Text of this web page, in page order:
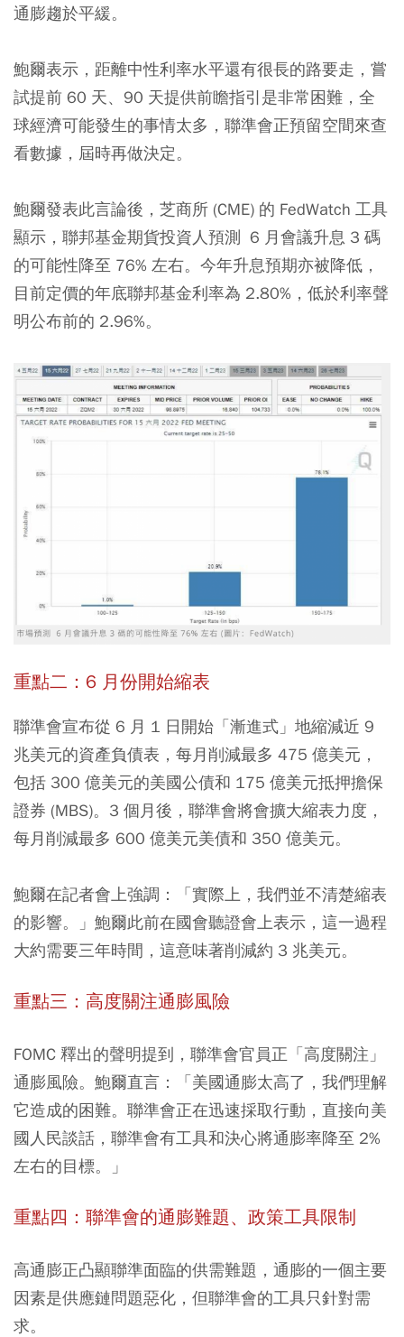
通膨趨於平緩。
鮑爾表示，距離中性利率水平還有很長的路要走，嘗
試提前 60 天、90 天提供前瞻指引是非常困難，全
球經濟可能發生的事情太多，聯準會正預留空間來查
看數據，屆時再做決定。
鮑爾發表此言論後，芝商所 (CME) 的 FedWatch 工具
顯示，聯邦基金期貨投資人預測 6 月會議升息 3 碼
的可能性降至 76% 左右。今年升息預期亦被降低，
目前定價的年底聯邦基金利率為 2.80%，低於利率聲
明公布前的 2.96%。
重點二：6 月份開始縮表
聯準會宣布從 6 月 1 日開始「漸進式」地縮減近 9
兆美元的資產負債表，每月削減最多 475 億美元，
包括 300 億美元的美國公債和 175 億美元抵押擔保
證券 (MBS)。3 個月後，聯準會將會擴大縮表力度，
每月削減最多 600 億美元美債和 350 億美元。
鮑爾在記者會上強調：「實際上，我們並不清楚縮表
的影響。」鮑爾此前在國會聽證會上表示，這一過程
大約需要三年時間，這意味著削減約 3 兆美元。
重點三：高度關注通膨風險
FOMC 釋出的聲明提到，聯準會官員正「高度關注」
通膨風險。鮑爾直言：「美國通膨太高了，我們理解
它造成的困難。聯準會正在迅速採取行動，直接向美
國人民談話，聯準會有工具和決心將通膨率降至 2%
左右的目標。」
重點四：聯準會的通膨難題、政策工具限制
高通膨正凸顯聯準面臨的供需難題，通膨的一個主要
因素是供應鏈問題惡化，但聯準會的工具只針對需
求。